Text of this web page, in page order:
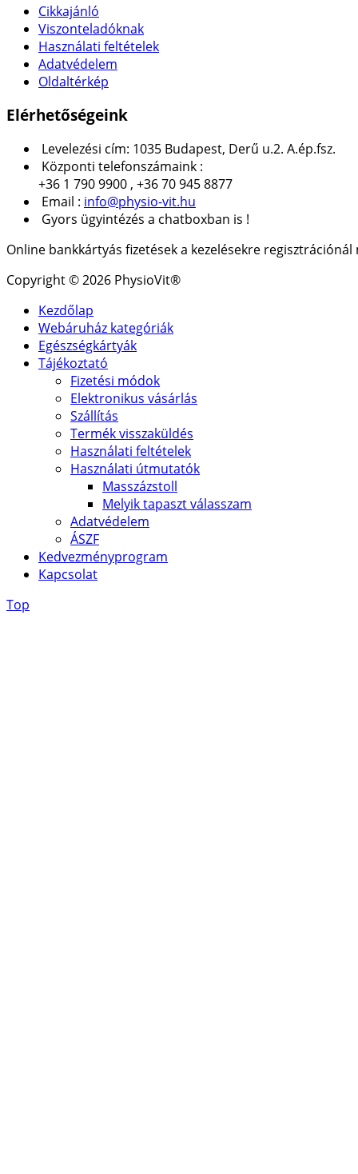
Cikkajánló
Viszonteladóknak
Használati feltételek
Adatvédelem
Oldaltérkép
Elérhetőségeink
Levelezési cím: 1035 Budapest, Derű u.2. A.ép.fsz.
Központi telefonszámaink :
+36 1 790 9900 , +36 70 945 8877
Email : info@physio-vit.hu
Gyors ügyintézés a chatboxban is !
Online bankkártyás fizetések a kezelésekre
Copyright © 2026 PhysioVit®
Kezdőlap
Webáruház kategóriák
Egészségkártyák
Tájékoztató
Fizetési módok
Elektronikus vásárlás
Szállítás
Termék visszaküldés
Használati feltételek
Használati útmutatók
Masszázstoll
Melyik tapaszt válasszam
Adatvédelem
ÁSZF
Kedvezményprogram
Kapcsolat
Top